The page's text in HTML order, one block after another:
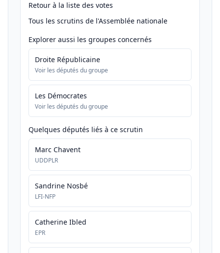
Retour à la liste des votes
Tous les scrutins de l'Assemblée nationale
Explorer aussi les groupes concernés
Droite Républicaine
Voir les députés du groupe
Les Démocrates
Voir les députés du groupe
Quelques députés liés à ce scrutin
Marc Chavent
UDDPLR
Sandrine Nosbé
LFI-NFP
Catherine Ibled
EPR